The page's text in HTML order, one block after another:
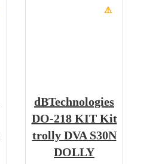
⚠️
dBTechnologies
DO-218 KIT Kit
trolly DVA S30N
DOLLY